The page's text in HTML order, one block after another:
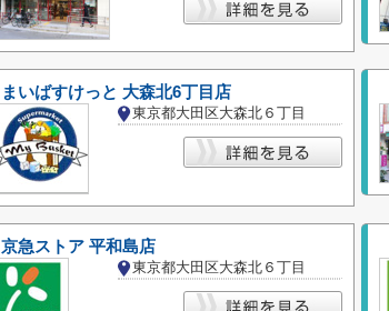
まいばすけっと 大森北6丁目店
東京都大田区大森北６丁目
京急ストア 平和島店
東京都大田区大森北６丁目